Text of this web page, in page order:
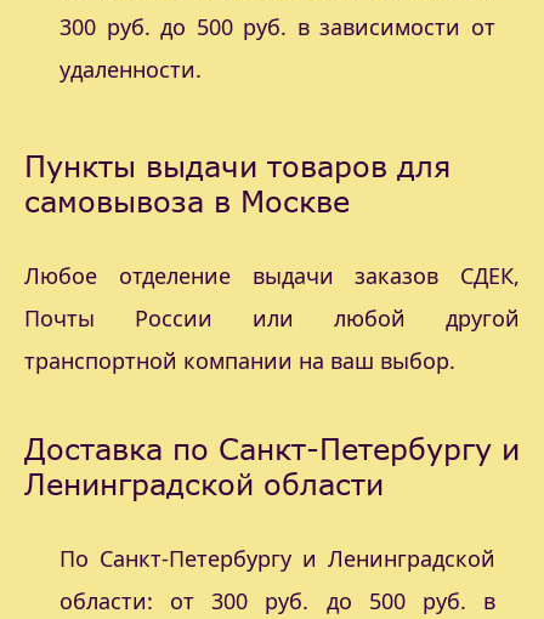
300 руб. до 500 руб. в зависимости от
удаленности.
Пункты выдачи товаров для
самовывоза в Москве
Любое отделение выдачи заказов СДЕК,
Почты России или любой другой
транспортной компании на ваш выбор.
Доставка по Санкт-Петербургу и
Ленинградской области
По Санкт-Петербургу и Ленинградской
области: от 300 руб. до 500 руб. в